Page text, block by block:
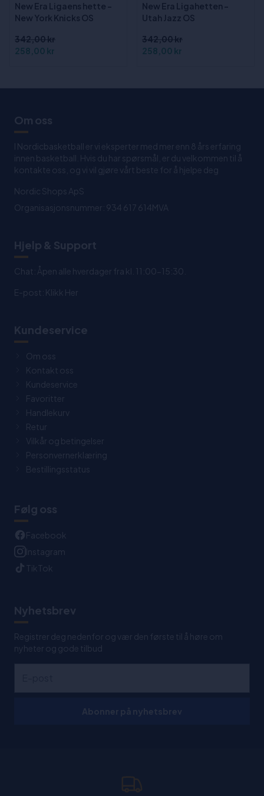
New Era Ligaens hette -
New York Knicks OS
342,00 kr
258,00 kr
New Era Ligahetten -
Utah Jazz OS
342,00 kr
258,00 kr
Om oss
I Nordicbasketball er vi eksperter med mer enn 8 års erfaring
innen basketball. Hvis du har spørsmål, er du velkommen til å
kontakte oss, og vi vil gjøre vårt beste for å hjelpe deg
Nordic Shops ApS
Organisasjonsnummer: 934 617 614MVA
Hjelp & Support
Chat: Åpen alle hverdager fra kl. 11:00-15:30.
E-post: Klikk Her
Kundeservice
Om oss
Kontakt oss
Kundeservice
Favoritter
Handlekurv
Retur
Vilkår og betingelser
Personvernerklæring
Bestillingsstatus
Følg oss
Facebook
Instagram
TikTok
Nyhetsbrev
Registrer deg nedenfor og vær den første til å høre om
nyheter og gode tilbud